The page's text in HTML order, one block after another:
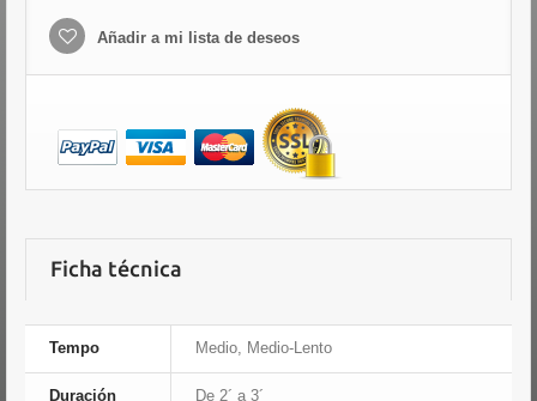
Añadir a mi lista de deseos
Ficha técnica
Tempo Medio, Medio-Lento
Duración De 2´ a 3´